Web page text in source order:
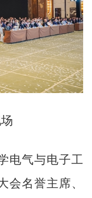
气与电子工
会名誉主席、